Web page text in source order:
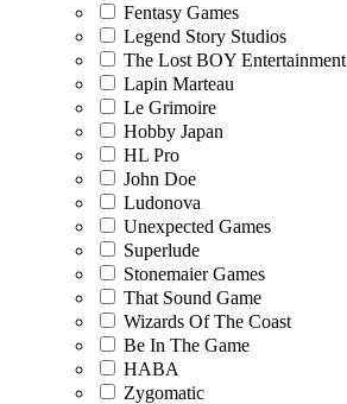
Fentasy Games
Legend Story Studios
The Lost BOY Entertainment
Lapin Marteau
Le Grimoire
Hobby Japan
HL Pro
John Doe
Ludonova
Unexpected Games
Superlude
Stonemaier Games
That Sound Game
Wizards Of The Coast
Be In The Game
HABA
Zygomatic